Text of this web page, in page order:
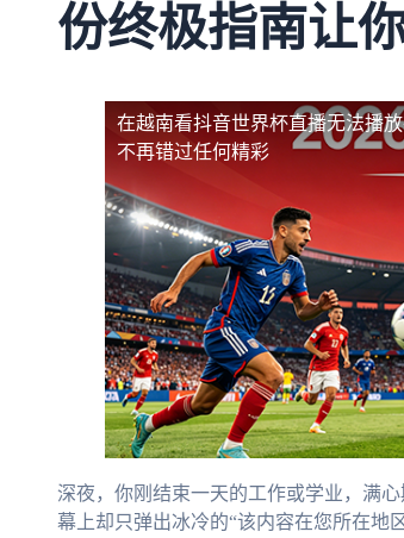
份终极指南让
在越南看抖音世界杯直播无法播放
不再错过任何精彩
深夜，你刚结束一天的工作或学业，满
幕上却只弹出冰冷的“该内容在您所在地